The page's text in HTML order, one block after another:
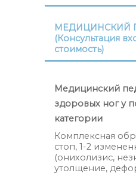
МЕДИЦИНСКИЙ
(Консультация
стоимость)
Медицинский
здоровых ног у
категории
Комплексная
стоп, 1-2
(онихолизис,
утолщение,